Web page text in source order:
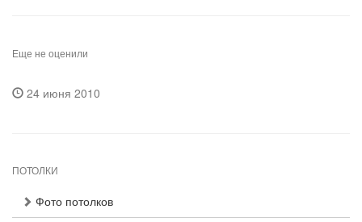
Еще не оценили
24 июня 2010
ПОТОЛКИ
Фото потолков